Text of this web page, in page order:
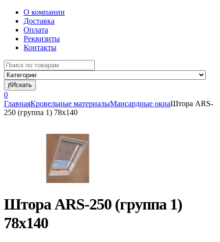
О компании
Доставка
Оплата
Реквизиты
Контакты
Search
for:
Искать
0
ГлавнаяКровельные материалыМансардные окнаШтора ARS-
250 (группа 1) 78х140
Штора ARS-250 (группа 1)
78х140